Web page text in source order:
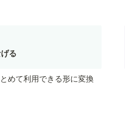
る
めて利用できる形に変換